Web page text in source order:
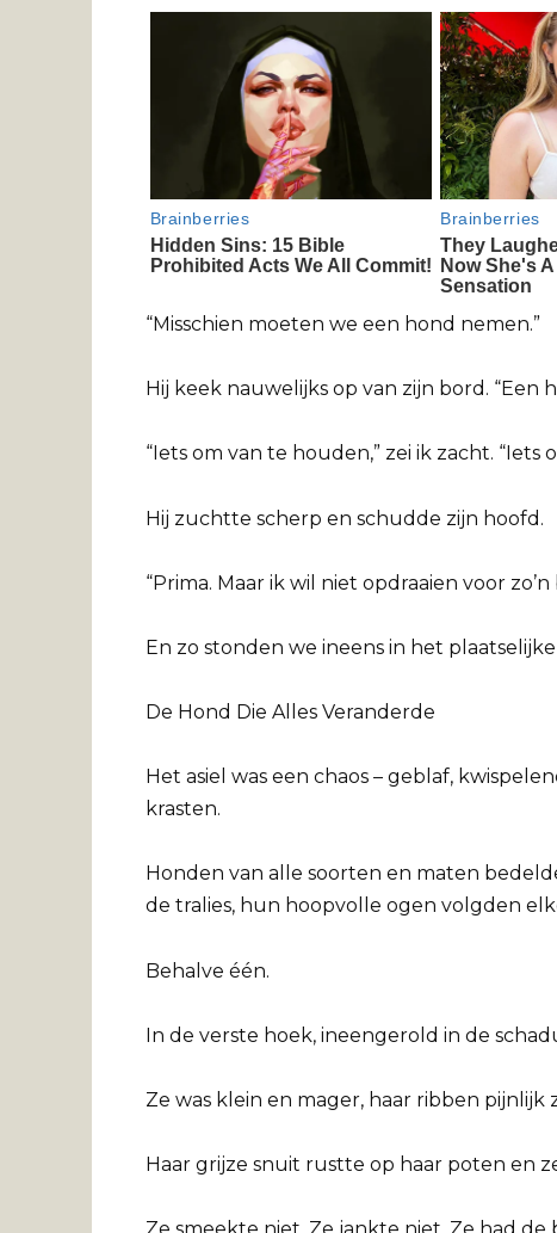
“Misschien moeten we een hond nemen.”
Hij keek nauwelijks op van zijn bord. “Een
“Iets om van te houden,” zei ik zacht. “Iets
Hij zuchtte scherp en schudde zijn hoofd.
“Prima. Maar ik wil niet opdraaien voor
En zo stonden we ineens in het plaatselijke
De Hond Die Alles Veranderde
Het asiel was een chaos – geblaf,
krasten.
Honden van alle soorten en maten
de tralies, hun hoopvolle ogen volgden
Behalve één.
In de verste hoek, ineengerold in de
Ze was klein en mager, haar ribben
Haar grijze snuit rustte op haar poten en